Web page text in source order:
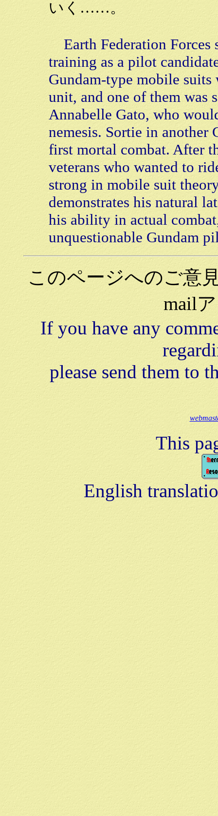
いく……。
Earth Federation Forces
training as a pilot
Gundam-type mobile suits
unit, and one of them was
Annabelle Gato, who
nemesis. Sortie in another
first mortal combat. After
veterans who wanted to
strong in mobile suit
demonstrates his natural
his ability in actual
unquestionable Gundam
このページへのご意
mail
If you have any
please send them to
This
English